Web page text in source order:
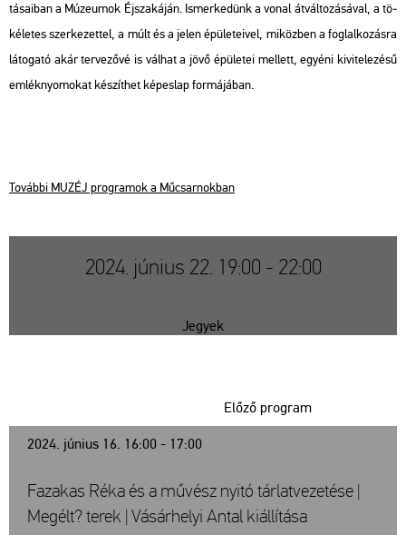
tá­sa­i­ban a Mú­ze­u­mok Éj­sza­ká­ján. Is­mer­ke­dünk a vonal át­vál­to­zá­sá­val, a tö­
ké­le­tes szer­ke­zet­tel, a múlt és a jelen épü­le­te­i­vel, mi­köz­ben a fog­lal­ko­zás­ra
lá­to­ga­tó akár ter­ve­ző­vé is vál­hat a jövő épü­le­tei mel­lett, egyé­ni ki­vi­te­le­zé­sű
em­lék­nyo­mo­kat ké­szít­het ké­pes­lap for­má­já­ban.
To­váb­bi MUZÉJ prog­ra­mok a Mű­csar­nok­ban
2024. június 22. 19:00 - 22:00
Jegyek
2024. június 16. 16:00 - 17:00
Előző program
Fazakas Réka és a művész nyitó tárlatvezetése |
Megélt? terek | Vásárhelyi Antal kiállítása